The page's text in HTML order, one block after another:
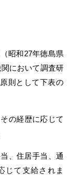
昭和27年徳島県
において調査研
則として下表の
の経歴に応じて
、住居手当、通
じて支給されま